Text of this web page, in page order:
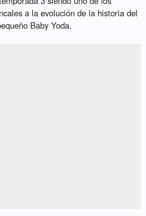
a la evolución de la historia del
Baby Yoda.